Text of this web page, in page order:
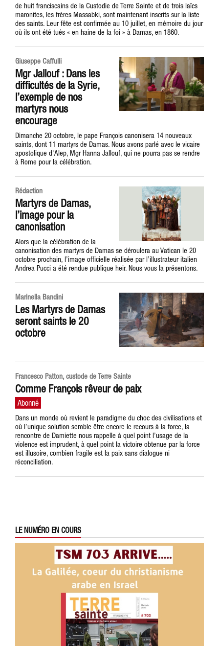
de huit franciscains de la Custodie de Terre Sainte et de trois laïcs
maronites, les frères Massabki, sont maintenant inscrits sur la liste
des saints. Leur fête est confirmée au 10 juillet, en mémoire du jour
où ils ont été tués « en haine de la foi » à Damas, en 1860.
Giuseppe Caffulli
Mgr Jallouf : Dans les
difficultés de la Syrie,
l’exemple de nos
martyrs nous
encourage
Dimanche 20 octobre, le pape François canonisera 14 nouveaux
saints, dont 11 martyrs de Damas. Nous avons parlé avec le vicaire
apostolique d'Alep, Mgr Hanna Jallouf, qui ne pourra pas se rendre
à Rome pour la célébration.
Rédaction
Martyrs de Damas,
l’image pour la
canonisation
Alors que la célébration de la
canonisation des martyrs de Damas se déroulera au Vatican le 20
octobre prochain, l’image officielle réalisée par l’illustrateur italien
Andrea Pucci a été rendue publique heir. Nous vous la présentons.
Marinella Bandini
Les Martyrs de Damas
seront saints le 20
octobre
Francesco Patton, custode de Terre Sainte
Comme François rêveur de paix
Dans un monde où revient le paradigme du choc des civilisations et
où l’unique solution semble être encore le recours à la force, la
rencontre de Damiette nous rappelle à quel point l’usage de la
violence est imprudent, à quel point la victoire obtenue par la force
est illusoire, combien fragile est la paix sans dialogue ni
réconciliation.
LE NUMÉRO EN COURS